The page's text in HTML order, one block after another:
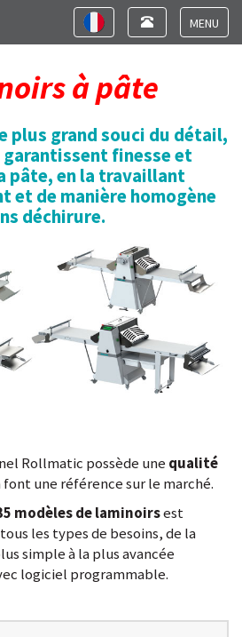
Toggle
Toggle
navigation
Toggle
navigation
à pâte
plus grand souci du détail,
finesse et
pâte, en la travaillant
et de manière homogène
déchirure.
Rollmatic possède une qualité
font une référence sur le marché.
modèles de laminoirsest
les types de besoins, de la
simple à la plus avancée
logiciel programmable.